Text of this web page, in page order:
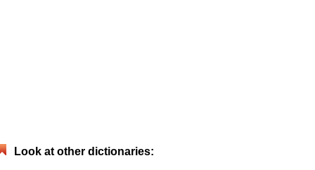
Look at other dictionaries: